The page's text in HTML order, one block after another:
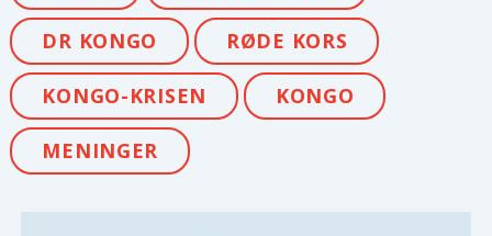
DR KONGO RØDE KORS
KONGO-KRISEN KONGO
MENINGER